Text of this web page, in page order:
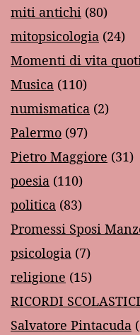
miti antichi (80)
mitopsicologia (24)
Momenti di vita
Musica (110)
numismatica (2)
Palermo (97)
Pietro Maggiore (31)
poesia (110)
politica (83)
Promessi Sposi
psicologia (7)
religione (15)
RICORDI SCOLASTICI
Salvatore Pintacuda